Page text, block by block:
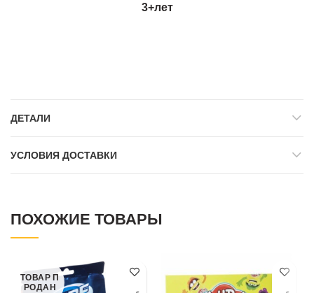
3+лет
ДЕТАЛИ
УСЛОВИЯ ДОСТАВКИ
ПОХОЖИЕ ТОВАРЫ
ТОВАР П
РОДАН